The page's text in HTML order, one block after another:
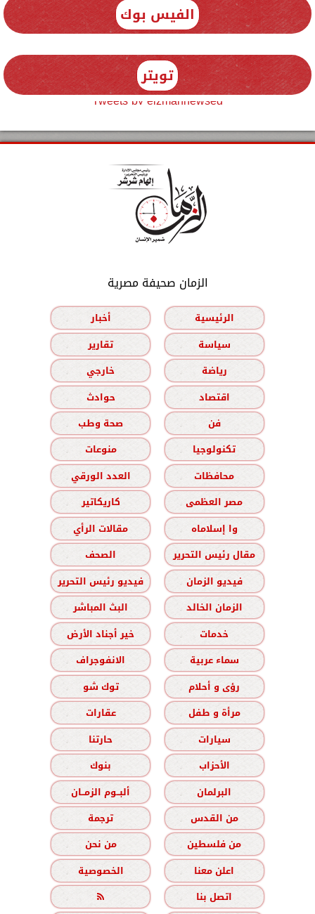
الفيس بوك
تويتر
Tweets by elzmannewseg
الزمان صحيفة مصرية
الرئيسية
أخبار
سياسة
تقارير
رياضة
خارجي
اقتصاد
حوادث
فن
صحة وطب
تكنولوجيا
منوعات
محافظات
العدد الورقي
مصر العظمى
كاريكاتير
وا إسلاماه
مقالات الرأي
مقال رئيس التحرير
الصحف
فيديو الزمان
فيديو رئيس التحرير
الزمان الخالد
البث المباشر
خدمات
خير أجناد الأرض
سماء عربية
الانفوجراف
رؤى و أحلام
توك شو
مرأة و طفل
عقارات
سيارات
حارتنا
الأحزاب
بنوك
البرلمان
ألبــوم الزمــان
من القدس
ترجمة
من فلسطين
من نحن
اعلن معنا
الخصوصية
اتصل بنا
